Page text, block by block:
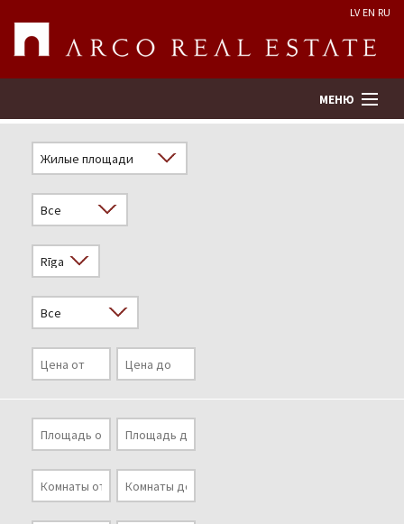
LV EN RU
МЕНЮ
Оценка недвижимости
Предприятие
Услуги
Kонтакты